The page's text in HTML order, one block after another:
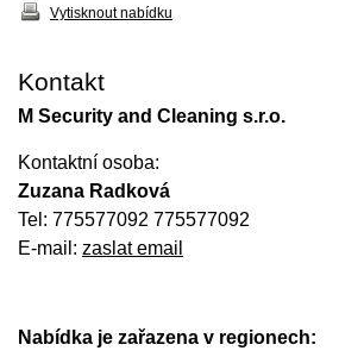
Vytisknout nabídku
Kontakt
M Security and Cleaning s.r.o.
Kontaktní osoba:
Zuzana Radková
Tel: 775577092 775577092
E-mail: zaslat email
Nabídka je zařazena v regionech: